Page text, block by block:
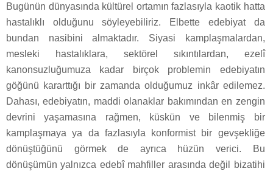
Bugünün dünyasında kültürel ortamın fazlasıyla kaotik hatta
hastalıklı olduğunu söyleyebiliriz. Elbette edebiyat da
bundan nasibini almaktadır. Siyasi kamplaşmalardan,
mesleki hastalıklara, sektörel sıkıntılardan, ezelî
kanonsuzluğumuza kadar birçok problemin edebiyatın
göğünü kararttığı bir zamanda olduğumuz inkâr edilemez.
Dahası, edebiyatın, maddi olanaklar bakımından en zengin
devrini yaşamasına rağmen, küskün ve bilenmiş bir
kamplaşmaya ya da fazlasıyla konformist bir gevşekliğe
dönüştüğünü görmek de ayrıca hüzün verici. Bu
dönüşümün yalnızca edebî mahfiller arasında değil bizatihi